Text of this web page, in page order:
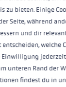
Request
zu bieten. Einige
Seite, während
und dir
entscheiden, welche
Einwilligung
unteren Rand der
findest du in